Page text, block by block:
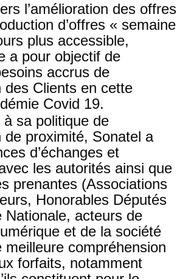
l’amélioration des offres
d’offres « semaine
plus accessible,
a pour objectif de
accrus de
des Clients en cette
Covid 19.
sa politique de
de proximité, Sonatel a
d’échanges et
les autorités ainsi que
prenantes (Associations
Honorables Députés
Nationale, acteurs de
et de la société
meilleure compréhension
forfaits, notamment